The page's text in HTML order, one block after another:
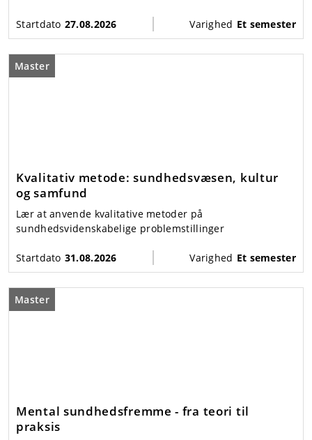
Startdato 27.08.2026 Varighed Et semester
Master
Kvalitativ metode: sundhedsvæsen, kultur
og samfund
Lær at anvende kvalitative metoder på
sundhedsvidenskabelige problemstillinger
Startdato 31.08.2026 Varighed Et semester
Master
Mental sundhedsfremme - fra teori til
praksis